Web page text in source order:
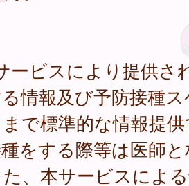
ビスにより提供さ
情報及び予防接種
で標準的な情報提
をする際等は医師
、本サービスによ